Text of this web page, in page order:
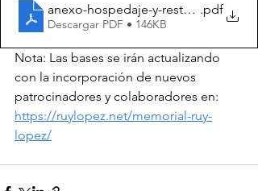
anexo-hospedaje-y-restauracion-
.pdf
Descargar PDF • 146KB
Nota: Las bases se irán actualizando
con la incorporación de nuevos
patrocinadores y colaboradores en:
https://ruylopez.net/memorial-ruy-
lopez/